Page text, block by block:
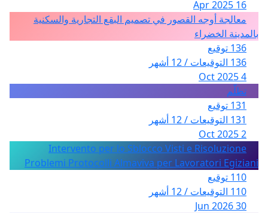
16 Apr 2025
معالجة أوجه القصور في تصميم البقع التجارية والسكنية
بالمدينة الخضراء
136 توقيع
136 التوقيعات / 12 أشهر
4 Oct 2025
تظلّم
131 توقيع
131 التوقيعات / 12 أشهر
2 Oct 2025
Intervento per lo Sblocco Visti e Risoluzione
Problemi Protocolli Almaviva per Lavoratori Egiziani
110 توقيع
110 التوقيعات / 12 أشهر
30 Jun 2026